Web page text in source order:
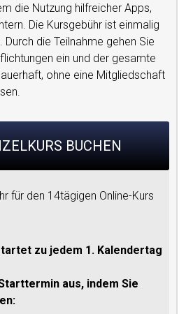
die Nutzung hilfreicher Apps,
Die Kursgebühr ist einmalig
die Teilnahme gehen Sie
ein und der gesamte
ohne eine Mitgliedschaft
BUCHEN
für den 14tägigen Online-Kurs
zu jedem 1. Kalendertag
aus, indem Sie